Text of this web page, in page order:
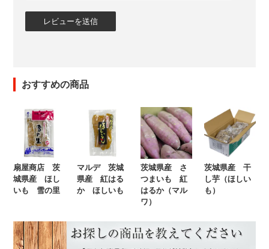
おすすめの商品
扇屋商店 茨
城県産 ほし
いも 雪の里
マルデ 茨城
県産 紅はる
か ほしいも
茨城県産 さ
つまいも 紅
はるか（マル
ワ）
茨城県産 干
し芋（ほしい
も）